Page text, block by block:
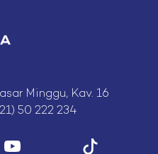
Minggu, Kav. 16
50 222 234